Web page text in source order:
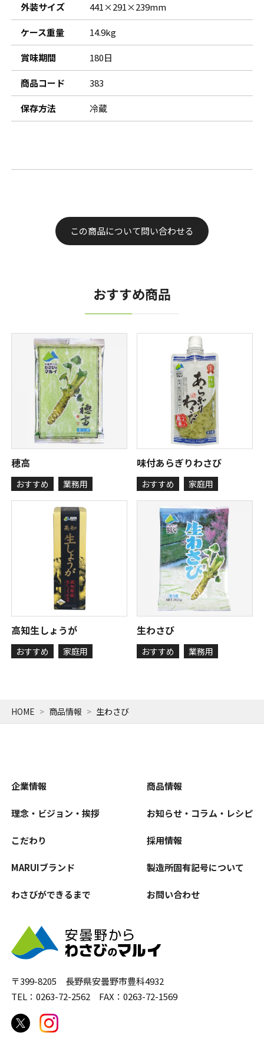
外装サイズ 441×291×239mm
ケース重量 14.9kg
賞味期間 180日
商品コード 383
保存方法 冷蔵
この商品について問い合わせる
おすすめ商品
穂高
おすすめ 業務用
味付あらぎりわさび
おすすめ 家庭用
高知生しょうが
おすすめ 家庭用
生わさび
おすすめ 業務用
HOME 商品情報 生わさび
〒399-8205 長野県安曇野市豊科4932
TEL：0263-72-2562 FAX：0263-72-1569
企業情報
理念・ビジョン・挨拶
こだわり
MARUIブランド
わさびができるまで
商品情報
お知らせ・コラム・レシピ
採用情報
製造所固有記号について
お問い合わせ